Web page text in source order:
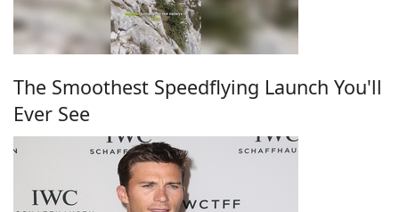
The Smoothest Speedflying Launch You'll
Ever See